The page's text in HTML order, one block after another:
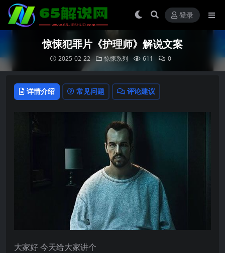
登录
惊悚犯罪片《护理师》解说文案
2025-02-22 惊悚系列 611 0
详情介绍 常见问题 评论建议
大家好 今天给大家讲个